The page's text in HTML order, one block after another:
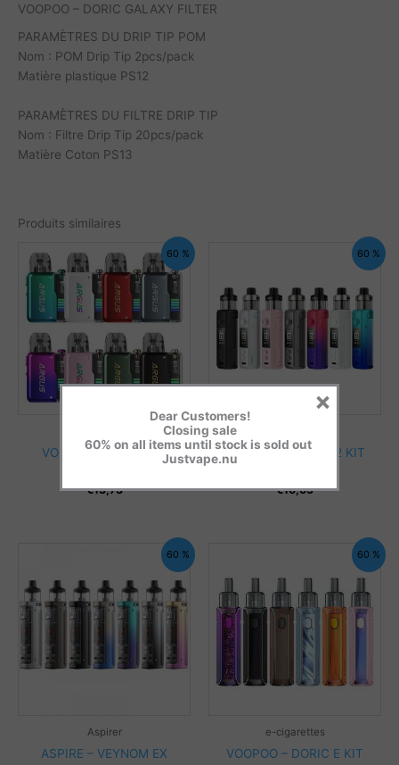
VOOPOO – DORIC GALAXY FILTER
PARAMÈTRES DU DRIP TIP POM
Nom : POM Drip Tip 2pcs/pack
Matière plastique PS12
PARAMÈTRES DU FILTRE DRIP TIP
Nom : Filtre Drip Tip 20pcs/pack
Matière Coton PS13
Produits similaires
60 %
VOOPOO – ARGUS P2
€13,73
60 %
VOOPOO – DRAG S2 KIT
€16,65
60 %
Aspirer
ASPIRE – VEYNOM EX
60 %
e-cigarettes
VOOPOO – DORIC E KIT
Dear Customers!
Closing sale
60% on all items until stock is sold out
Justvape.nu
×